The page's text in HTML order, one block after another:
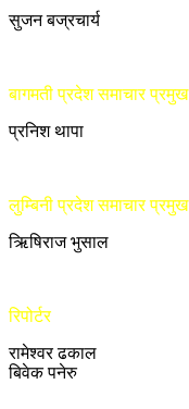
सुजन बज्रचार्य
बागमती प्रदेश समाचार प्रमुख
प्रनिश थापा
लुम्बिनी प्रदेश समाचार प्रमुख
ऋिषिराज भुसाल
रिपोर्टर
रामेश्वर ढकाल
बिवेक पनेरु